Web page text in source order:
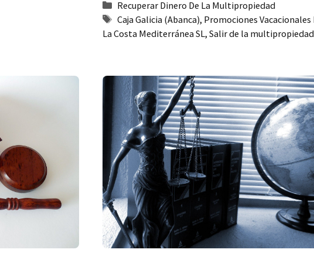
Categorías
Recuperar Dinero De La Multipropiedad
Etiquetas
Caja Galicia (Abanca), Promociones Vacacionales
La Costa Mediterránea SL, Salir de la multipropiedad